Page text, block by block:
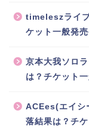
timeleszライ
ケット一般発
京本大我ソロ
は？チケット
ACEes(エイシ
落結果は？チ